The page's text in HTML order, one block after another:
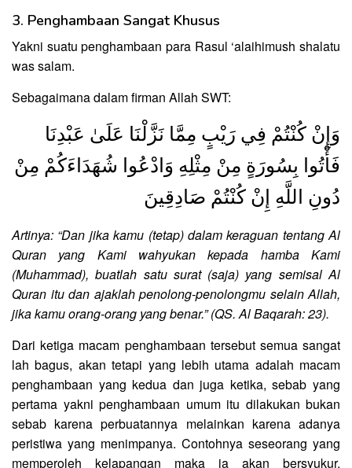
3. Penghambaan Sangat Khusus
Yakni suatu penghambaan para Rasul ‘alaihimush shalatu
was salam.
Sebagaimana dalam firman Allah SWT:
وَإِنْ كُنْتُمْ فِي رَيْبٍ مِمَّا نَزَّلْنَا عَلَىٰ عَبْدِنَا
فَأْتُوا بِسُورَةٍ مِنْ مِثْلِهِ وَادْعُوا شُهَدَاءَكُمْ مِنْ
دُونِ اللَّهِ إِنْ كُنْتُمْ صَادِقِينَ
Artinya: “Dan jika kamu (tetap) dalam keraguan tentang Al
Quran yang Kami wahyukan kepada hamba Kami
(Muhammad), buatlah satu surat (saja) yang semisal Al
Quran itu dan ajaklah penolong-penolongmu selain Allah,
jika kamu orang-orang yang benar.” (QS. Al Baqarah: 23).
Dari ketiga macam penghambaan tersebut semua sangat
lah bagus, akan tetapi yang lebih utama adalah macam
penghambaan yang kedua dan juga ketika, sebab yang
pertama yakni penghambaan umum itu dilakukan bukan
sebab karena perbuatannya melainkan karena adanya
peristiwa yang menimpanya. Contohnya seseorang yang
memperoleh kelapangan maka ia akan bersyukur,